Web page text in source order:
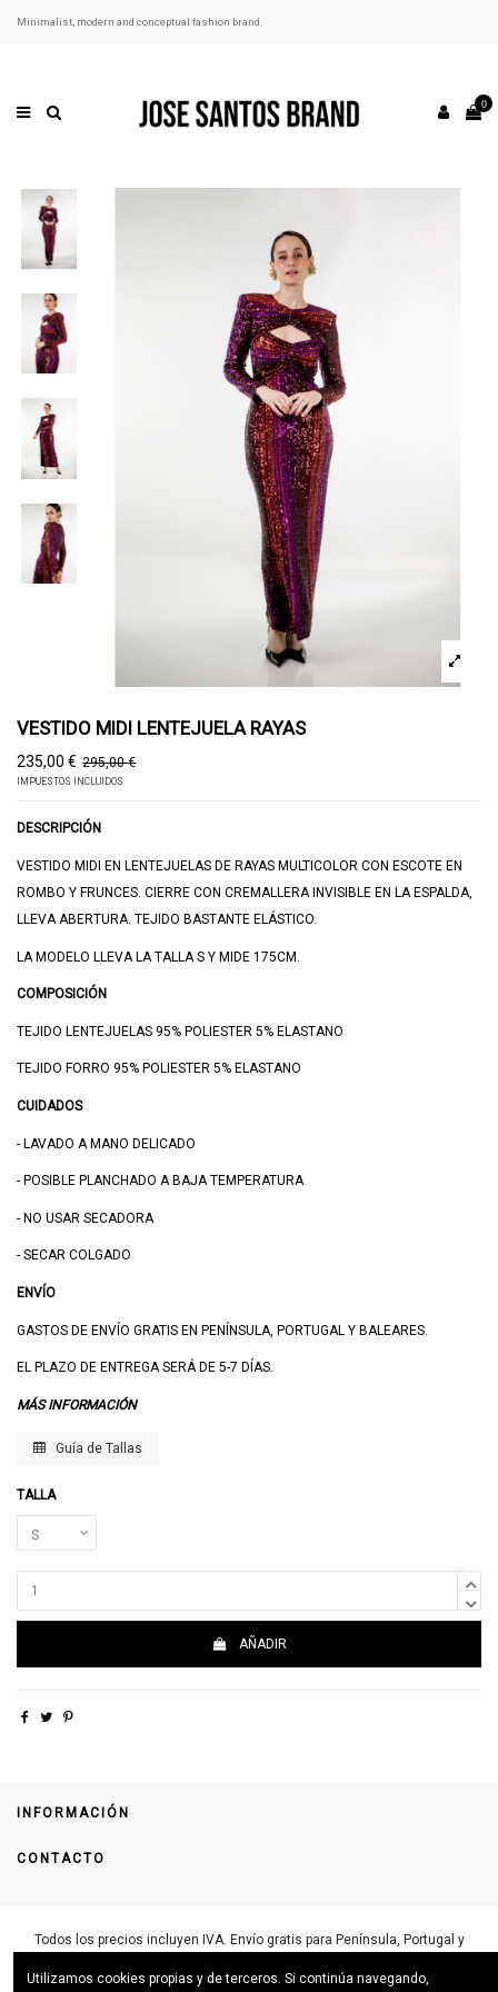
Minimalist, modern and conceptual fashion brand.
0
VESTIDO MIDI LENTEJUELA RAYAS
235,00 € 295,00 €
IMPUESTOS INCLUIDOS
DESCRIPCIÓN
VESTIDO MIDI EN LENTEJUELAS DE RAYAS MULTICOLOR CON ESCOTE EN
ROMBO Y FRUNCES. CIERRE CON CREMALLERA INVISIBLE EN LA ESPALDA,
LLEVA ABERTURA. TEJIDO BASTANTE ELÁSTICO.
LA MODELO LLEVA LA TALLA S Y MIDE 175CM.
COMPOSICIÓN
TEJIDO LENTEJUELAS 95% POLIESTER 5% ELASTANO
TEJIDO FORRO 95% POLIESTER 5% ELASTANO
CUIDADOS
- LAVADO A MANO DELICADO
- POSIBLE PLANCHADO A BAJA TEMPERATURA
- NO USAR SECADORA
- SECAR COLGADO
ENVÍO
GASTOS DE ENVÍO GRATIS EN PENÍNSULA, PORTUGAL Y BALEARES.
EL PLAZO DE ENTREGA SERÁ DE 5-7 DÍAS.
MÁS INFORMACIÓN
Guía de Tallas
TALLA
AÑADIR
INFORMACIÓN
CONTACTO
Todos los precios incluyen IVA. Envío gratis para Península, Portugal y
Utilizamos cookies propias y de terceros. Si continúa navegando,